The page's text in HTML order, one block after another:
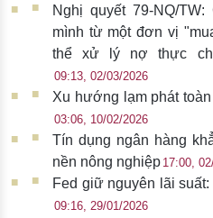
Nghị quyết 79-NQ/
mình từ một đơn vị
thể xử lý nợ thực
09:13, 02/03/2026
Xu hướng lạm phát
03:06, 10/02/2026
Tín dụng ngân hàng
nền nông nghiệp 17:00,
Fed giữ nguyên lãi
09:16, 29/01/2026